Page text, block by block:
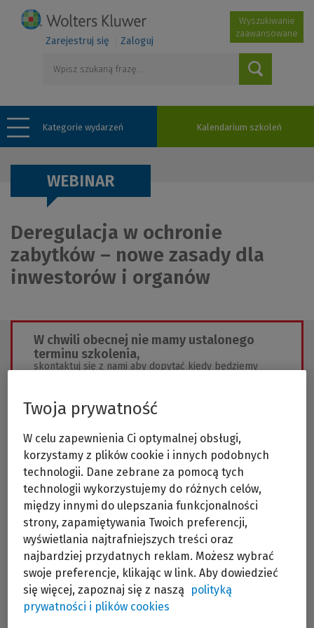
Zarejestruj się Zaloguj
Wyszukiwanie
zaawansowane
Kategorie wydarzeń Kalendarium szkoleń
WEBINAR
Deregulacja w ochronie
zabytków – nowe zasady dla
inwestorów i organów
W chwili obecnej nie mamy ustalonego
terminu szkolenia,
skontaktuj się z nami aby dopytać kiedy będziemy
Ustawa o ochronie zabytków podlega w
ostatnim czasie licznym zmianom w ramach
nowelizacji deregulacyjnych. Zmiany te obejmują
istotne obszary systemowej ochrony wartości
zabytkowych, w tym nowe kompetencje
konserwatora zabytków w odniesieniu do
inwestorów. Ustawodawca zdecydował się
również na wprowadzenie instytucji zgłoszenia
Twoja prywatność
W celu zapewnienia Ci optymalnej obsługi,
korzystamy z plików cookie i innych podobnych
technologii. Dane zebrane za pomocą tych
technologii wykorzystujemy do różnych celów,
między innymi do ulepszania funkcjonalności
strony, zapamiętywania Twoich preferencji,
wyświetlania najtrafniejszych treści oraz
najbardziej przydatnych reklam. Możesz wybrać
swoje preferencje, klikając w link. Aby dowiedzieć
się więcej, zapoznaj się z naszą
polityką
prywatności i plików cookies